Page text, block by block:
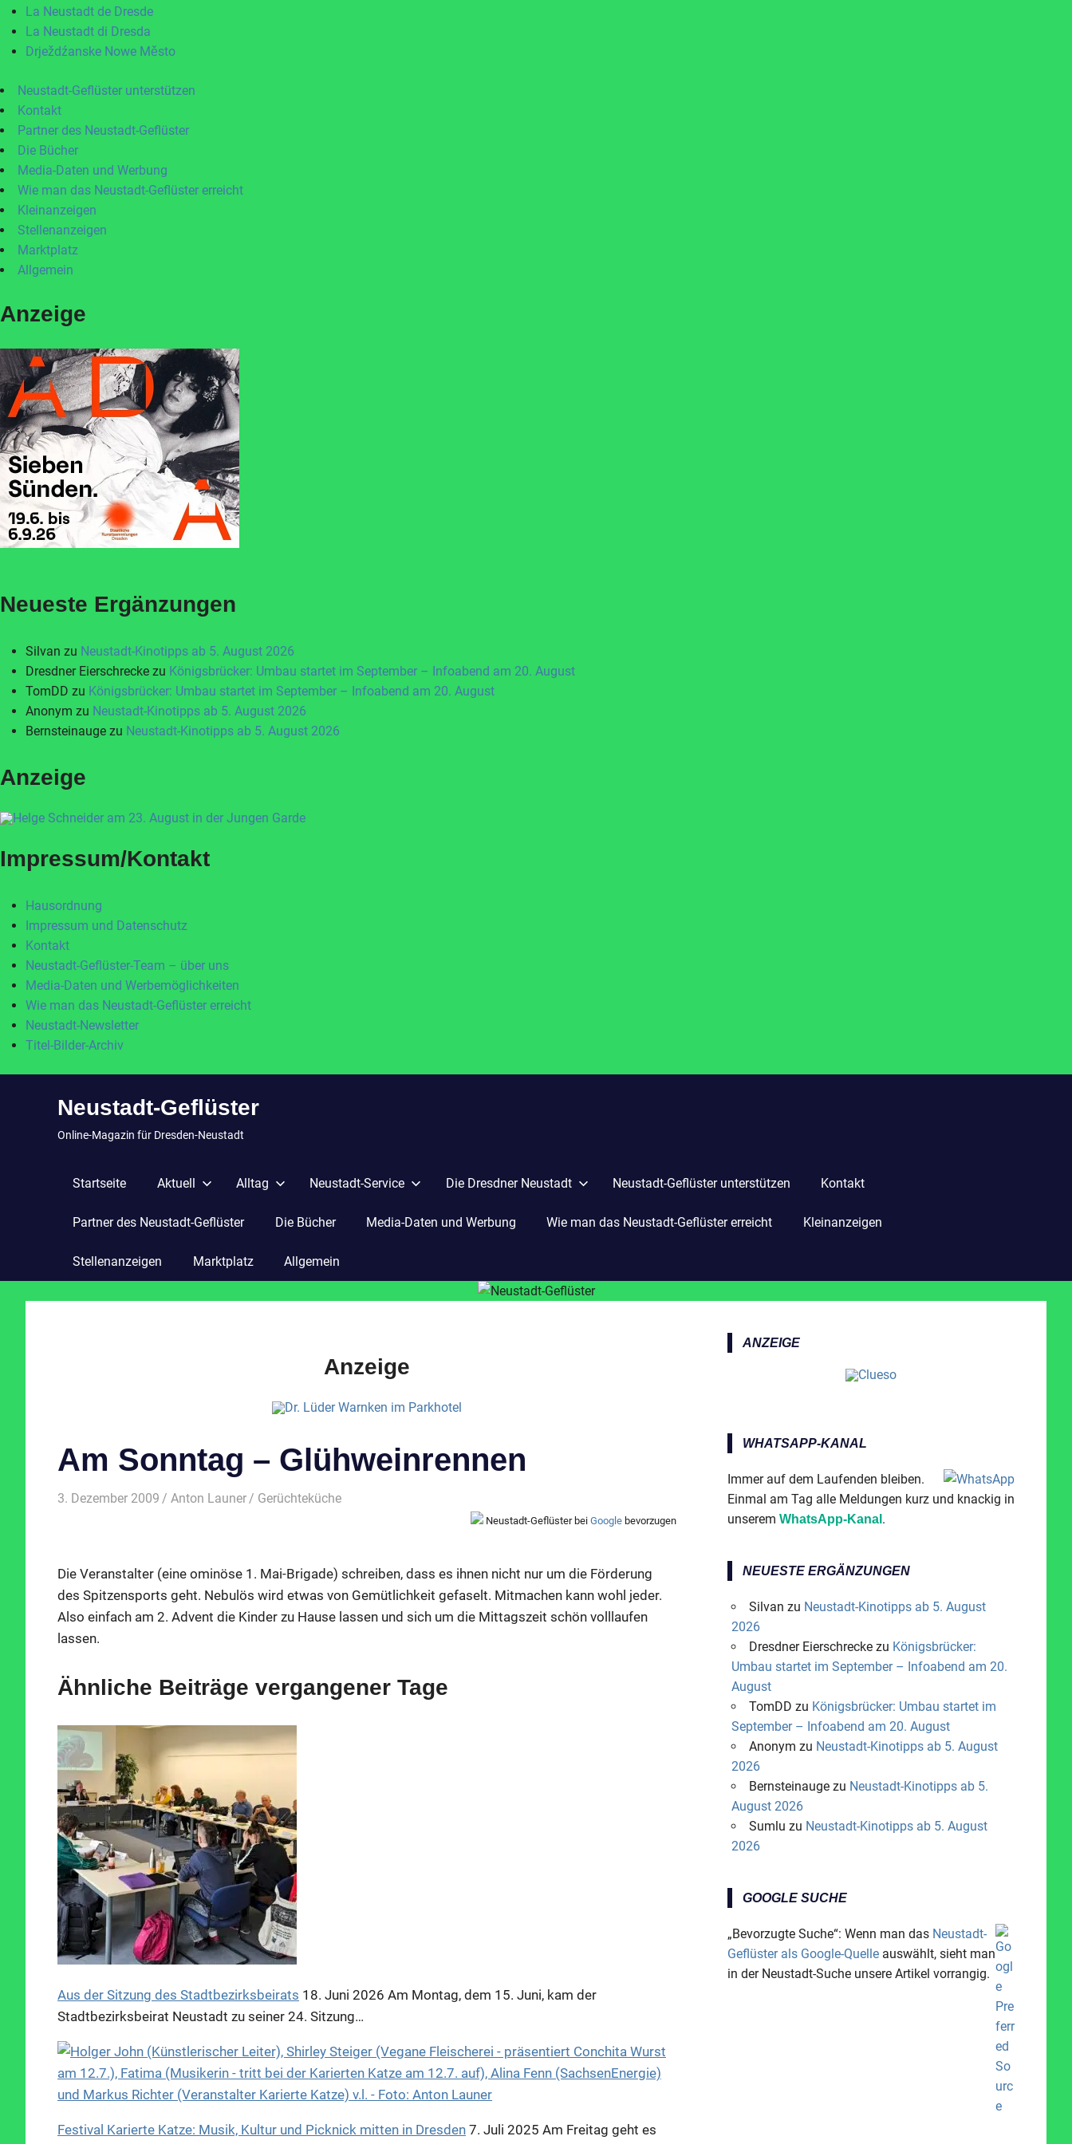
La Neustadt de Dresde
La Neustadt di Dresda
Drježdźanske Nowe Město
Neustadt-Geflüster unterstützen
Kontakt
Partner des Neustadt-Geflüster
Die Bücher
Media-Daten und Werbung
Wie man das Neustadt-Geflüster erreicht
Kleinanzeigen
Stellenanzeigen
Marktplatz
Allgemein
Anzeige
Neueste Ergänzungen
Silvan zu Neustadt-Kinotipps ab 5. August 2026
Dresdner Eierschrecke zu Königsbrücker: Umbau startet im September – Infoabend am 20. August
TomDD zu Königsbrücker: Umbau startet im September – Infoabend am 20. August
Anonym zu Neustadt-Kinotipps ab 5. August 2026
Bernsteinauge zu Neustadt-Kinotipps ab 5. August 2026
Anzeige
Impressum/Kontakt
Hausordnung
Impressum und Datenschutz
Kontakt
Neustadt-Geflüster-Team – über uns
Media-Daten und Werbemöglichkeiten
Wie man das Neustadt-Geflüster erreicht
Neustadt-Newsletter
Titel-Bilder-Archiv
Neustadt-Geflüster
Online-Magazin für Dresden-Neustadt
Startseite Aktuell Alltag Neustadt-Service Die Dresdner Neustadt Neustadt-Geflüster unterstützen Kontakt
Partner des Neustadt-Geflüster Die Bücher Media-Daten und Werbung Wie man das Neustadt-Geflüster erreicht Kleinanzeigen
Stellenanzeigen Marktplatz Allgemein
Anzeige
Am Sonntag – Glühweinrennen
3. Dezember 2009 Anton Launer Gerüchteküche
Neustadt-Geflüster bei Google bevorzugen
Die Veranstalter (eine ominöse 1. Mai-Brigade) schreiben, dass es ihnen nicht nur um die Förderung
des Spitzensports geht. Nebulös wird etwas von Gemütlichkeit gefaselt. Mitmachen kann wohl jeder.
Also einfach am 2. Advent die Kinder zu Hause lassen und sich um die Mittagszeit schön volllaufen
lassen.
Ähnliche Beiträge vergangener Tage
Aus der Sitzung des Stadtbezirksbeirats 18. Juni 2026 Am Montag, dem 15. Juni, kam der
Stadtbezirksbeirat Neustadt zu seiner 24. Sitzung…
Festival Karierte Katze: Musik, Kultur und Picknick mitten in Dresden 7. Juli 2025 Am Freitag geht es
ANZEIGE
WHATSAPP-KANAL
Immer auf dem Laufenden bleiben.
Einmal am Tag alle Meldungen kurz und knackig in
unserem WhatsApp-Kanal .
NEUESTE ERGÄNZUNGEN
Silvan zu Neustadt-Kinotipps ab 5. August
2026
Dresdner Eierschreckezu Königsbrücker:
Umbau startet im September – Infoabend am 20.
August
TomDD zu Königsbrücker: Umbau startet im
September – Infoabend am 20. August
Anonym zu Neustadt-Kinotipps ab 5. August
2026
Bernsteinaugezu Neustadt-Kinotipps ab 5.
August 2026
Sumlu zu Neustadt-Kinotipps ab 5. August
2026
GOOGLE SUCHE
„Bevorzugte Suche“: Wenn man das Neustadt-
Geflüster als Google-Quelle auswählt, sieht man
in der Neustadt-Suche unsere Artikel vorrangig.